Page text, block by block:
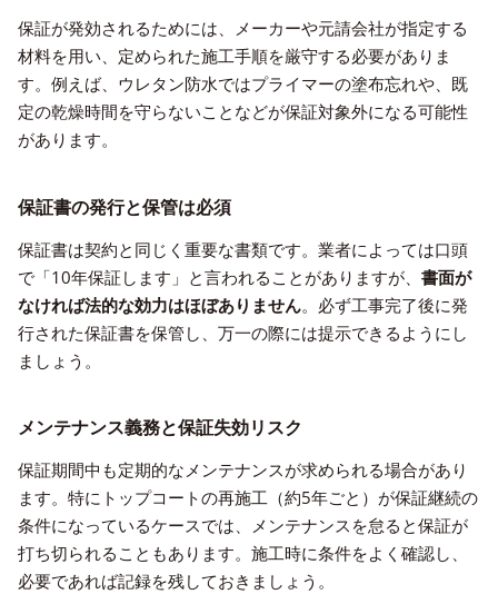
保証が発効されるためには、メーカーや元請会社が指定する
材料を用い、定められた施工手順を厳守する必要がありま
す。例えば、ウレタン防水ではプライマーの塗布忘れや、既
定の乾燥時間を守らないことなどが保証対象外になる可能性
があります。
保証書の発行と保管は必須
保証書は契約と同じく重要な書類です。業者によっては口頭
で「10年保証します」と言われることがありますが、 書面が
なければ法的な効力はほぼありません。必ず工事完了後に発
行された保証書を保管し、万一の際には提示できるようにし
ましょう。
メンテナンス義務と保証失効リスク
保証期間中も定期的なメンテナンスが求められる場合があり
ます。特にトップコートの再施工（約5年ごと）が保証継続の
条件になっているケースでは、メンテナンスを怠ると保証が
打ち切られることもあります。施工時に条件をよく確認し、
必要であれば記録を残しておきましょう。